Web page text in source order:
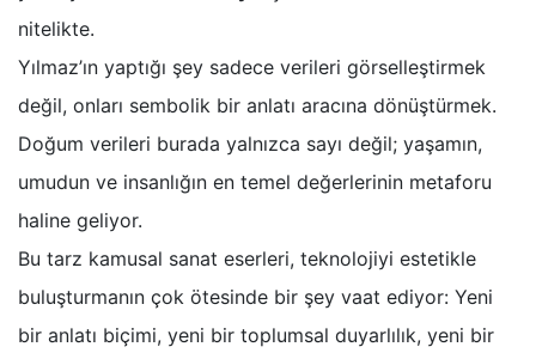
nitelikte.
Yılmaz’ın yaptığı şey sadece verileri görselleştirmek
değil, onları sembolik bir anlatı aracına dönüştürmek.
Doğum verileri burada yalnızca sayı değil; yaşamın,
umudun ve insanlığın en temel değerlerinin metaforu
haline geliyor.
Bu tarz kamusal sanat eserleri, teknolojiyi estetikle
buluşturmanın çok ötesinde bir şey vaat ediyor: Yeni
bir anlatı biçimi, yeni bir toplumsal duyarlılık, yeni bir